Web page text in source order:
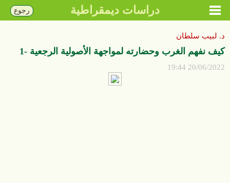
رجوع دراسات ديمقراطية
د. لبيب سلطان
كيف نفهم الغرب وحضارته لمواجهة الأصولية الرجعية -1
20/06/2022 19:44